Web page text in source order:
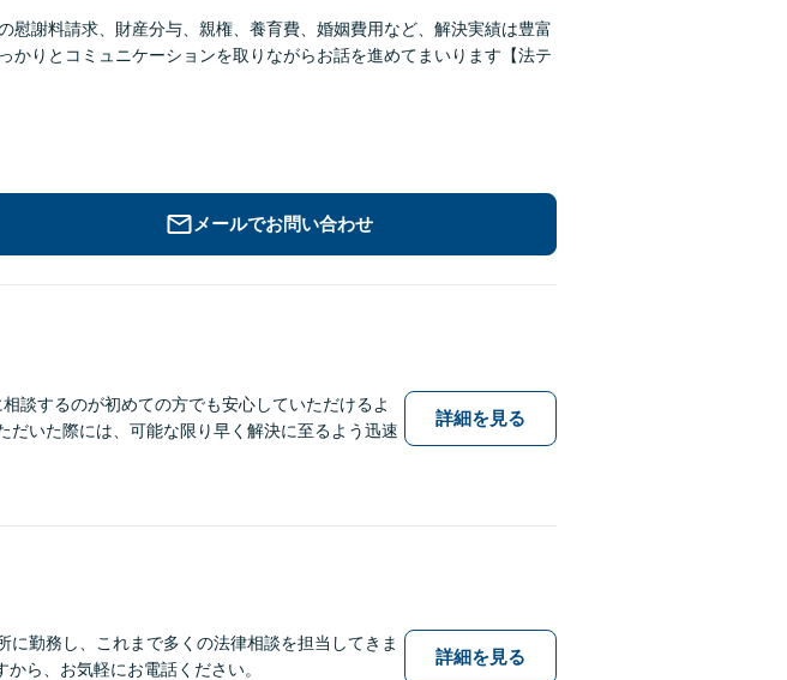
慰謝料請求、財産分与、親権、養育費、婚姻費用など、解決実績は豊富
かりとコミュニケーションを取りながらお話を進めてまいります【法テ
メールでお問い合わせ
談するのが初めての方でも安心していただけるよ
だいた際には、可能な限り早く解決に至るよう迅速
詳細を見る
に勤務し、これまで多くの法律相談を担当してきま
ら、お気軽にお電話ください。
詳細を見る